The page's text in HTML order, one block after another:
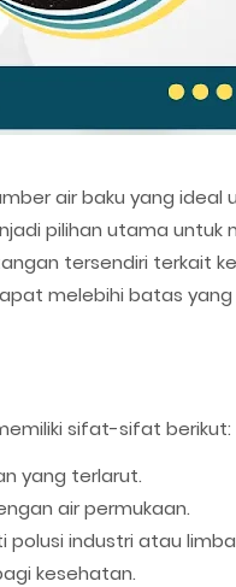
air baku yang ideal
pilihan utama untuk
tersendiri terkait
melebihi batas
sifat-sifat berikut:
yang terlarut.
air permukaan.
industri atau
kesehatan.